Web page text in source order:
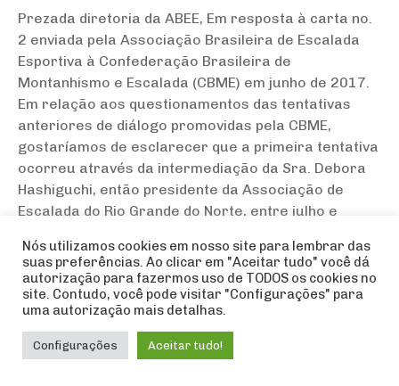
Prezada diretoria da ABEE, Em resposta à carta no.
2 enviada pela Associação Brasileira de Escalada
Esportiva à Confederação Brasileira de
Montanhismo e Escalada (CBME) em junho de 2017.
Em relação aos questionamentos das tentativas
anteriores de diálogo promovidas pela CBME,
gostaríamos de esclarecer que a primeira tentativa
ocorreu através da intermediação da Sra. Debora
Hashiguchi, então presidente da Associação de
Escalada do Rio Grande do Norte, entre julho e
comprovadas pelas trocas de e-mails. A segunda foi
realizada em setembro de 2016, quando a CBME
novamente entrou em contato com a ABEE através
da intermediação do Sr. Anderson Gouveia, dessa
vez via telefone. As colocações descritas na carta
no. 2 nos mostra que temos uma percepção
Nós utilizamos cookies em nosso site para lembrar das
suas preferências. Ao clicar em "Aceitar tudo" você dá
autorização para fazermos uso de TODOS os cookies no
site. Contudo, você pode visitar "Configurações" para
uma autorização mais detalhas.
Configurações Aceitar tudo!